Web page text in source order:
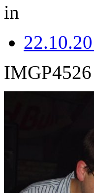
in
IMGP4526